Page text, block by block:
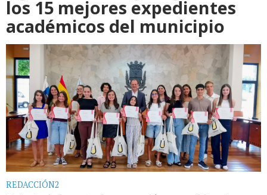
los 15 mejores expedientes
académicos del municipio
REDACCIÓN2